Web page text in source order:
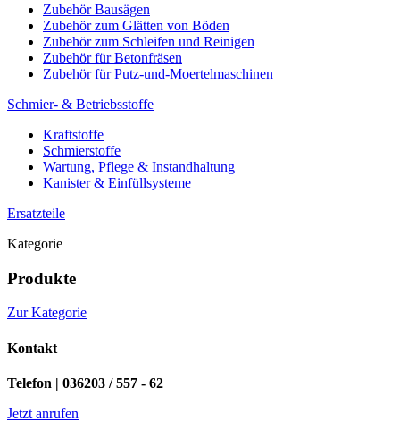
Zubehör Bausägen
Zubehör zum Glätten von Böden
Zubehör zum Schleifen und Reinigen
Zubehör für Betonfräsen
Zubehör für Putz-und-Moertelmaschinen
Schmier- & Betriebsstoffe
Kraftstoffe
Schmierstoffe
Wartung, Pflege & Instandhaltung
Kanister & Einfüllsysteme
Ersatzteile
Kategorie
Produkte
Zur Kategorie
Kontakt
Telefon | 036203 / 557 - 62
Jetzt anrufen